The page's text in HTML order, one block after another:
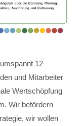
12
und Mitarbeiter
Wertschöpfung
Wir befördern
wir wollen